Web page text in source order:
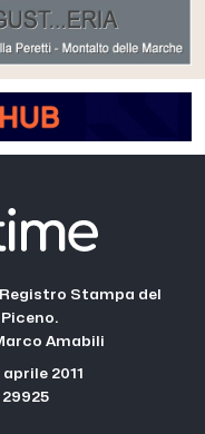
Stampa del
Amabili
2011
29925